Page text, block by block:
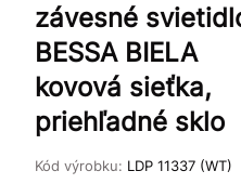
závesné
BESSA BIELA
kovová sieťka,
priehľadné sklo
Kód výrobku: LDP 11337 (WT)